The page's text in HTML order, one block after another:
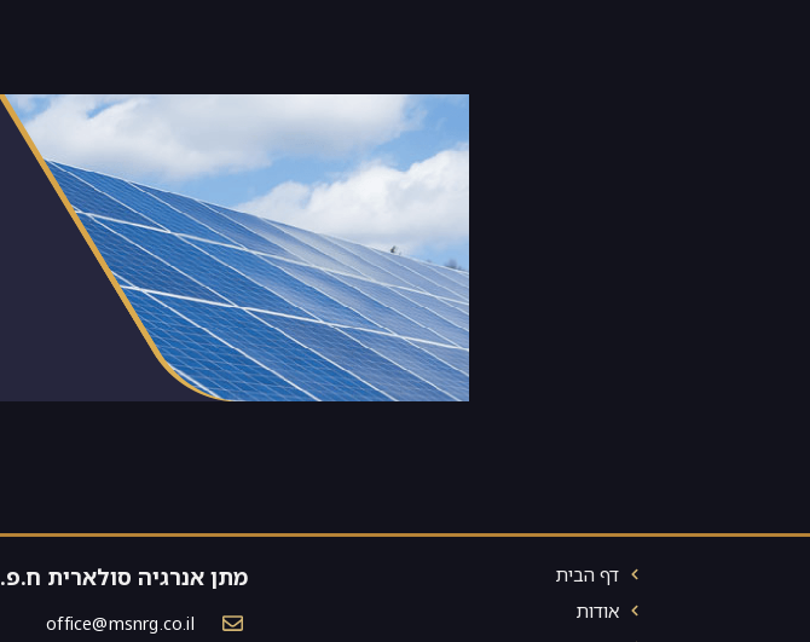
דף הבית
אודות
מתן אנרגיה סולארית ח.פ.
office@msnrg.co.il